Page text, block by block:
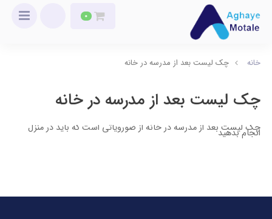
0
خانه چک لیست بعد از مدرسه در خانه
چک لیست بعد از مدرسه در خانه
چک لیست بعد از مدرسه در خانه از ضورویاتی است که باید در منزل
انجام بدهید